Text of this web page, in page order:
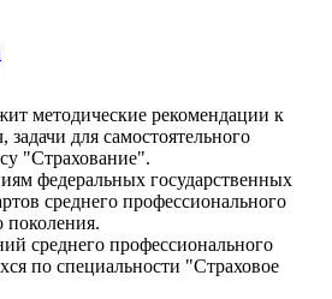
методические рекомендации к
для самостоятельного
"Страхование".
федеральных государственных
среднего профессионального
поколения.
среднего профессионального
по специальности "Страховое